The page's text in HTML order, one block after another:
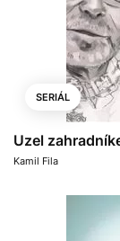
SERIÁL
Uzel
Kamil Fila